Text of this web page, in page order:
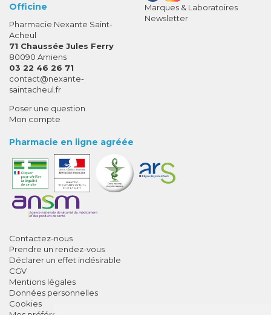
Officine
Pharmacie Nexante Saint-
Acheul
71 Chaussée Jules Ferry
80090 Amiens
03 22 46 26 71
contact-
@-
nexante-
saintacheul.fr
Poser une question
Mon compte
Marques & Laboratoires
Newsletter
Pharmacie en ligne agréée
Contactez-nous
Prendre un rendez-vous
Déclarer un effet indésirable
CGV
Mentions légales
Données personnelles
Cookies